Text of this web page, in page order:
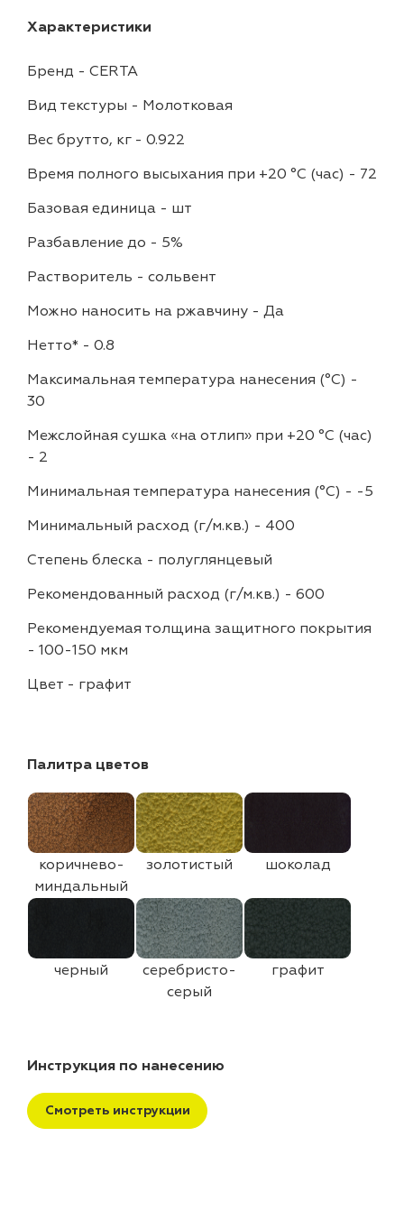
Характеристики
Бренд - CERTA
Вид текстуры - Молотковая
Вес брутто, кг - 0.922
Время полного высыхания при +20 °С (час) - 72
Базовая единица - шт
Разбавление до - 5%
Растворитель - сольвент
Можно наносить на ржавчину - Да
Нетто* - 0.8
Максимальная температура нанесения (°С) -
30
Межслойная сушка «на отлип» при +20 °С (час)
- 2
Минимальная температура нанесения (°С) - -5
Минимальный расход (г/м.кв.) - 400
Степень блеска - полуглянцевый
Рекомендованный расход (г/м.кв.) - 600
Рекомендуемая толщина защитного покрытия
- 100-150 мкм
Цвет - графит
Палитра цветов
коричнево-
миндальный
золотистый шоколад
черный
серебристо-
серый
графит
Инструкция по нанесению
Смотреть инструкции